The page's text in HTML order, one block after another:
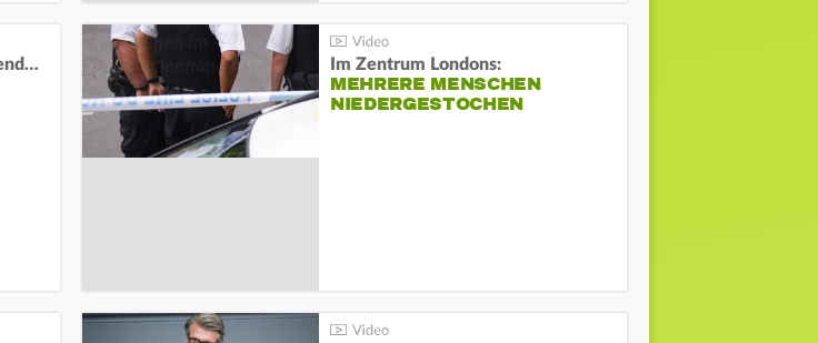
BaWü: Mann springt vor fahrendes Auto und schießt Im Zentrum Londons:
MEHRERE MENSCHEN
NIEDERGESTOCHEN